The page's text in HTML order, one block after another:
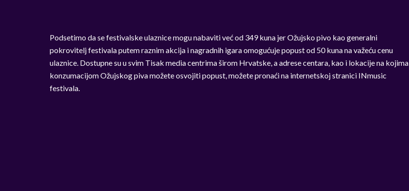
Podsetimo da se festivalske ulaznice mogu nabaviti već od 349 kuna jer Ožujsko pivo kao generalni
pokrovitelj festivala putem raznim akcija i nagradnih igara omogućuje popust od 50 kuna na važeću cenu
ulaznice. Dostupne su u svim Tisak media centrima širom Hrvatske, a adrese centara, kao i lokacije na kojima
konzumacijom Ožujskog piva možete osvojiti popust, možete pronaći na internetskoj stranici INmusic
festivala.